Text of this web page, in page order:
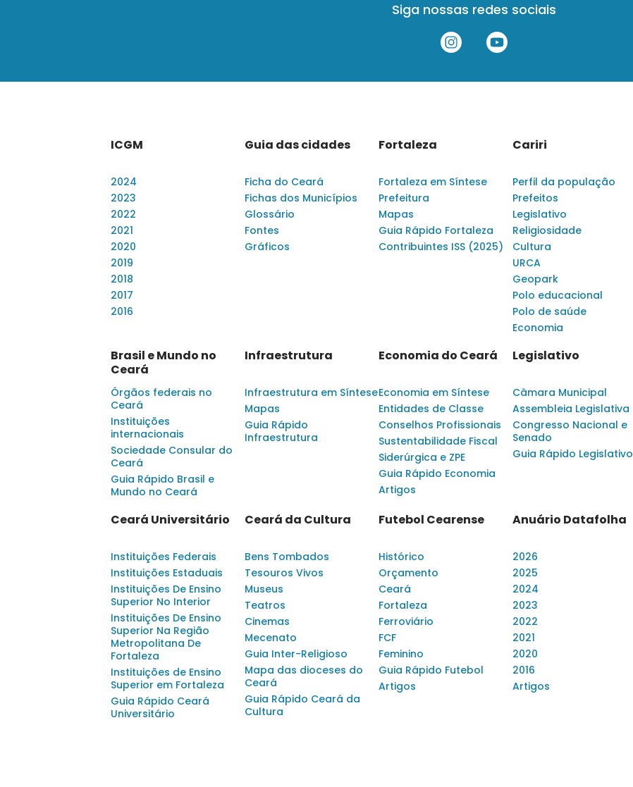
Siga nossas redes sociais
ICGM
2024
2023
2022
2021
2020
2019
2018
2017
2016
Guia das cidades
Ficha do Ceará
Fichas dos Municípios
Glossário
Fontes
Gráficos
Fortaleza
Fortaleza em Síntese
Prefeitura
Mapas
Guia Rápido Fortaleza
Contribuintes ISS (2025)
Cariri
Perfil da população
Prefeitos
Legislativo
Religiosidade
Cultura
URCA
Geopark
Polo educacional
Polo de saúde
Economia
Brasil e Mundo no
Ceará
Órgãos federais no
Ceará
Instituições
internacionais
Sociedade Consular do
Ceará
Guia Rápido Brasil e
Mundo no Ceará
Infraestrutura
Infraestrutura em Síntese
Mapas
Guia Rápido
Infraestrutura
Economia do Ceará
Economia em Síntese
Entidades de Classe
Conselhos Profissionais
Sustentabilidade Fiscal
Siderúrgica e ZPE
Guia Rápido Economia
Artigos
Legislativo
Câmara Municipal
Assembleia Legislativa
Congresso Nacional e
Senado
Guia Rápido Legislativo
Ceará Universitário
Instituições Federais
Instituições Estaduais
Instituições De Ensino
Superior No Interior
Instituições De Ensino
Superior Na Região
Metropolitana De
Fortaleza
Instituições de Ensino
Superior em Fortaleza
Guia Rápido Ceará
Universitário
Ceará da Cultura
Bens Tombados
Tesouros Vivos
Museus
Teatros
Cinemas
Mecenato
Guia Inter-Religioso
Mapa das dioceses do
Ceará
Guia Rápido Ceará da
Cultura
Futebol Cearense
Histórico
Orçamento
Ceará
Fortaleza
Ferroviário
FCF
Feminino
Guia Rápido Futebol
Artigos
Anuário Datafolha
2026
2025
2024
2023
2022
2021
2020
2016
Artigos